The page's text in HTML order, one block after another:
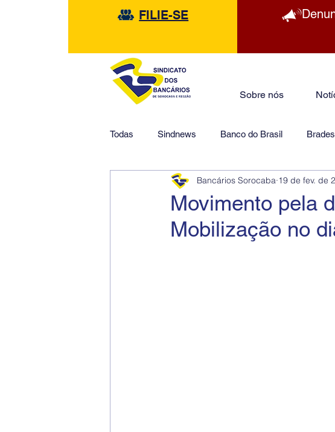
FILIE-SE
Sobre nós
Todas Sindnews Banco do Brasil
HSBC Financeiras Jurídico
Movimento pela
Mobilização no
Bancários Sorocaba 19 de fev. de